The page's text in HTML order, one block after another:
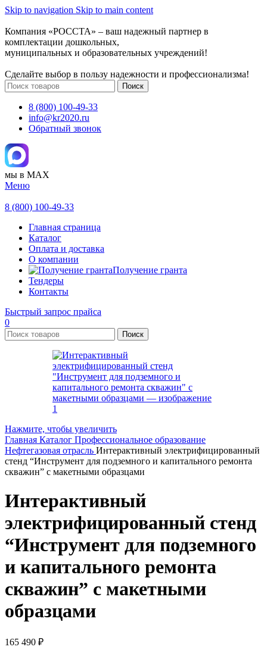
Skip to navigation Skip to main content
Компания «РОССТА» – ваш надежный партнер в
комплектации дошкольных,
муниципальных и образовательных учреждений!
Сделайте выбор в пользу надежности и профессионализма!
Поиск
8 (800) 100-49-33
info@kr2020.ru
Обратный звонок
мы в MAX
Меню
8 (800) 100-49-33
Главная страница
Каталог
Оплата и доставка
О компании
Получение гранта
Тендеры
Контакты
Быстрый запрос прайса
0
Поиск
Нажмите, чтобы увеличить
Главная Каталог Профессиональное образование
Нефтегазовая отрасль Интерактивный электрифицированный
стенд “Инструмент для подземного и капитального ремонта
скважин” с макетными образцами
Интерактивный
электрифицированный стенд
“Инструмент для подземного
и капитального ремонта
скважин” с макетными
образцами
165 490 ₽